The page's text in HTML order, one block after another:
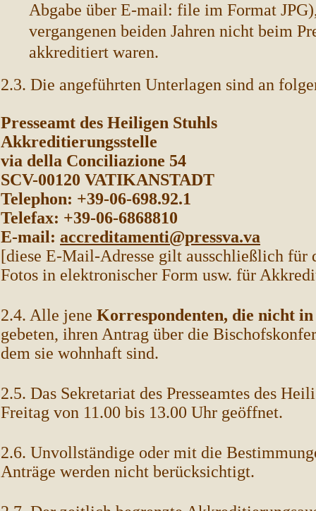
Abgabe über E-mail: file im Format
vergangenen beiden Jahren nicht beim
akkreditiert waren.
2.3. Die angeführten Unterlagen sind an
Presseamt des Heiligen Stuhls
Akkreditierungsstelle
via della Conciliazione 54
SCV-00120 VATIKANSTADT
Telephon: +39-06-698.92.1
Telefax: +39-06-6868810
E-mail: accreditamenti@pressva.va
[diese E-Mail-Adresse gilt ausschließlich für
Fotos in elektronischer Form usw. für
2.4. Alle jene Korrespondenten, die nicht
gebeten, ihren Antrag über die
dem sie wohnhaft sind.
2.5. Das Sekretariat des Presseamtes des
Freitag von 11.00 bis 13.00 Uhr geöffnet.
2.6. Unvollständige oder mit die
Anträge werden nicht berücksichtigt.